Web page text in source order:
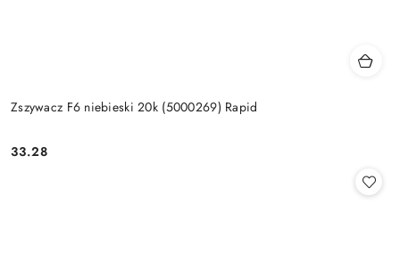
Zszywacz F6 niebieski 20k (5000269) Rapid
Cena:
33.28